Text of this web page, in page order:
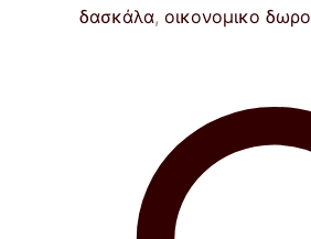
δασκάλα, οικονομικο δωρο